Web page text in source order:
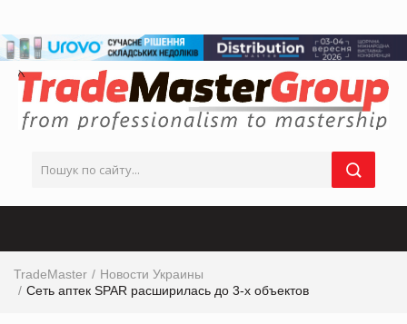
TradeMaster
Новости Украины
Сеть аптек SPAR расширилась до 3-х объектов